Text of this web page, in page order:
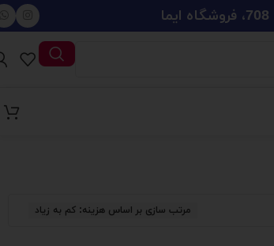
مرتب سازی بر اساس هزینه: کم به زیاد